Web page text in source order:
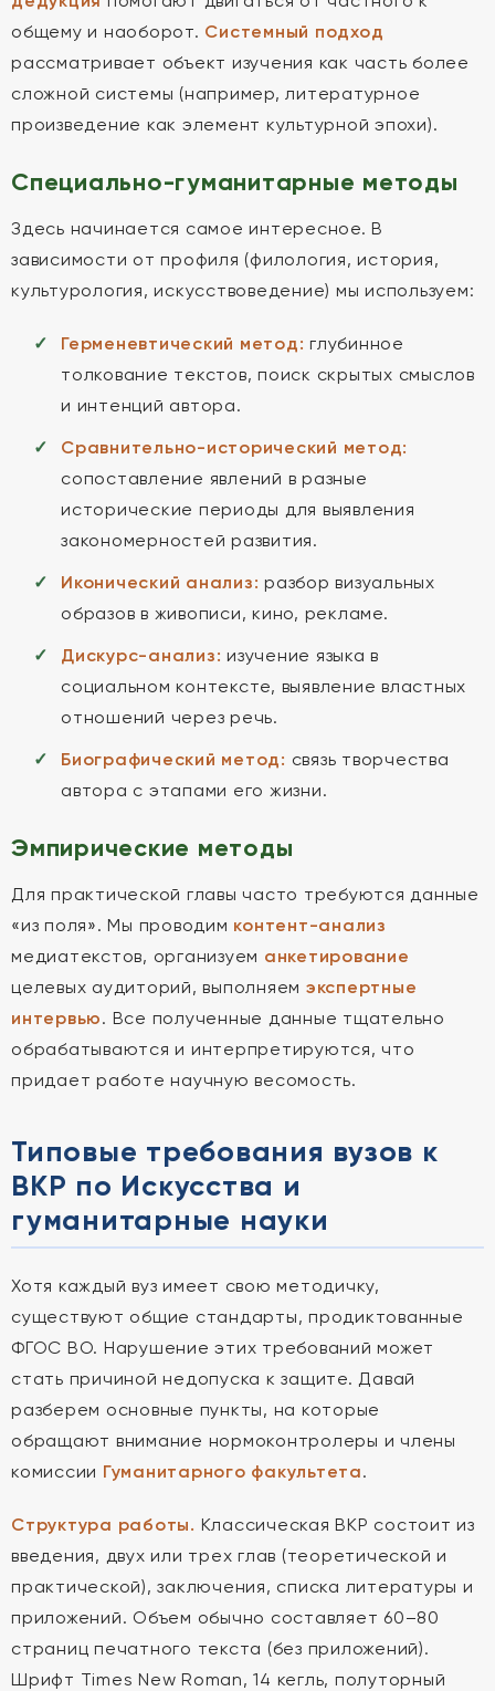
общему и наоборот. Системный подход
рассматривает объект изучения как часть более
сложной системы (например, литературное
произведение как элемент культурной эпохи).
Специально-гуманитарные методы
Здесь начинается самое интересное. В
зависимости от профиля (филология, история,
культурология, искусствоведение) мы используем:
Герменевтический метод: глубинное
толкование текстов, поиск скрытых смыслов
и интенций автора.
Сравнительно-исторический метод:
сопоставление явлений в разные
исторические периоды для выявления
закономерностей развития.
Иконический анализ: разбор визуальных
образов в живописи, кино, рекламе.
Дискурс-анализ: изучение языка в
социальном контексте, выявление властных
отношений через речь.
Биографический метод: связь творчества
автора с этапами его жизни.
Эмпирические методы
Для практической главы часто требуются данные
«из поля». Мы проводим контент-анализ
медиатекстов, организуем анкетирование
целевых аудиторий, выполняем экспертные
интервью. Все полученные данные тщательно
обрабатываются и интерпретируются, что
придает работе научную весомость.
Типовые требования вузов к
ВКР по Искусства и
гуманитарные науки
Хотя каждый вуз имеет свою методичку,
существуют общие стандарты, продиктованные
ФГОС ВО. Нарушение этих требований может
стать причиной недопуска к защите. Давай
разберем основные пункты, на которые
обращают внимание нормоконтролеры и члены
комиссии Гуманитарного факультета.
Структура работы. Классическая ВКР состоит из
введения, двух или трех глав (теоретической и
практической), заключения, списка литературы и
приложений. Объем обычно составляет 60–80
страниц печатного текста (без приложений).
Шрифт Times New Roman, 14 кегль, полуторный